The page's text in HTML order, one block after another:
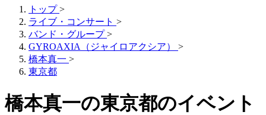
トップ >
ライブ・コンサート >
バンド・グループ >
GYROAXIA（ジャイロアクシア）
>
橋本真一 >
東京都
橋本真一の東京都のイベント